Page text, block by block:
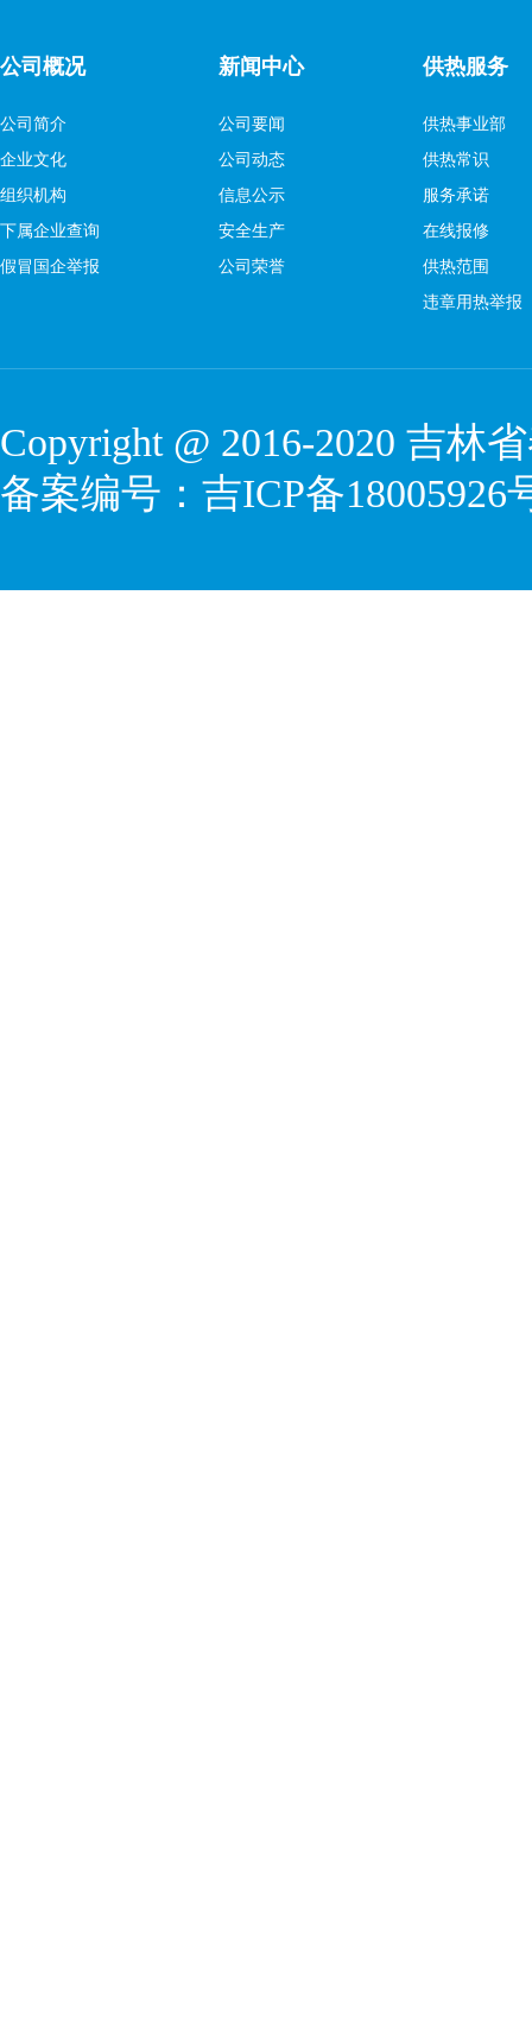
公司概况
公司简介
企业文化
组织机构
下属企业查询
假冒国企举报
新闻中心
公司要闻
公司动态
信息公示
安全生产
公司荣誉
供热服务
供热事业部
供热常识
服务承诺
在线报修
供热范围
违章用热举报
Copyright @ 2016-2020 吉林
备案编号： 吉ICP备18005926